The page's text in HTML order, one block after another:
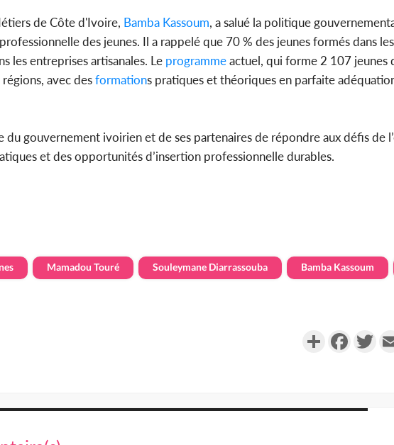
de Côte d'Ivoire, Bamba Kassoum, a salué la politique
des jeunes. Il a rappelé que 70 % des jeunes formés dans
les entreprises artisanales. Le programmeactuel, qui forme 2 107 jeunes
avec desformations pratiques et théoriques en parfaite
gouvernement ivoirien et de ses partenaires de répondre aux défis de
et des opportunités d’insertion professionnelle durables.
Mamadou Touré Souleymane Diarrassouba Bamba Kassoum
Partager